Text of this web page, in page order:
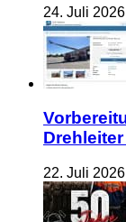
24. Juli 2026
22. Juli 2026